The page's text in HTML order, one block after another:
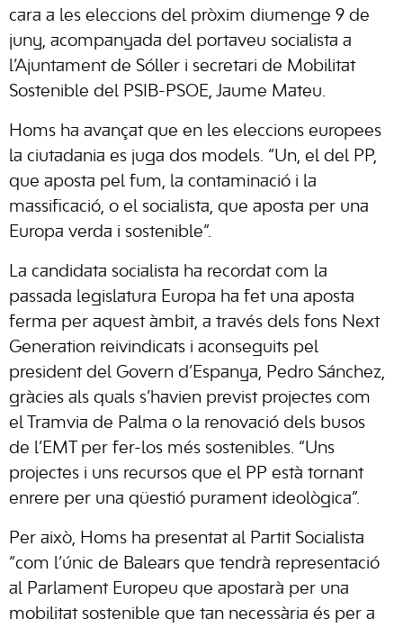
cara a les eleccions del pròxim diumenge 9 de
juny, acompanyada del portaveu socialista a
l’Ajuntament de Sóller i secretari de Mobilitat
Sostenible del PSIB-PSOE, Jaume Mateu.
Homs ha avançat que en les eleccions europees
la ciutadania es juga dos models. “Un, el del PP,
que aposta pel fum, la contaminació i la
massificació, o el socialista, que aposta per una
Europa verda i sostenible”.
La candidata socialista ha recordat com la
passada legislatura Europa ha fet una aposta
ferma per aquest àmbit, a través dels fons Next
Generation reivindicats i aconseguits pel
president del Govern d’Espanya, Pedro Sánchez,
gràcies als quals s’havien previst projectes com
el Tramvia de Palma o la renovació dels busos
de l’EMT per fer-los més sostenibles. “Uns
projectes i uns recursos que el PP està tornant
enrere per una qüestió purament ideològica”.
Per això, Homs ha presentat al Partit Socialista
“com l’únic de Balears que tendrà representació
al Parlament Europeu que apostarà per una
mobilitat sostenible que tan necessària és per a